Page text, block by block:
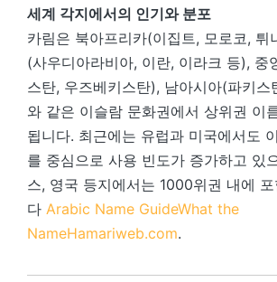
세계 각지에서의 인기와 분포
카림은 북아프리카(이집트, 모로코, 튀
(사우디아라비아, 이란, 이라크 등), 중
스탄, 우즈베키스탄), 남아시아(파키스
와 같은 이슬람 문화권에서 상위권 이
됩니다. 최근에는 유럽과 미국에서도
를 중심으로 사용 빈도가 증가하고 있
스, 영국 등지에서는 1000위권 내에
다 Arabic Name GuideWhat the
NameHamariweb.com.